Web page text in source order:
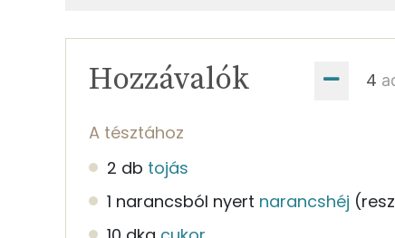
Hozzávalók
A tésztához
2 db tojás
1 narancsból nyert narancshéj